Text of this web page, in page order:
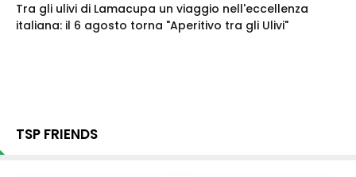
Tra gli ulivi di Lamacupa un viaggio nell'eccellenza
italiana: il 6 agosto torna "Aperitivo tra gli Ulivi"
TSP FRIENDS